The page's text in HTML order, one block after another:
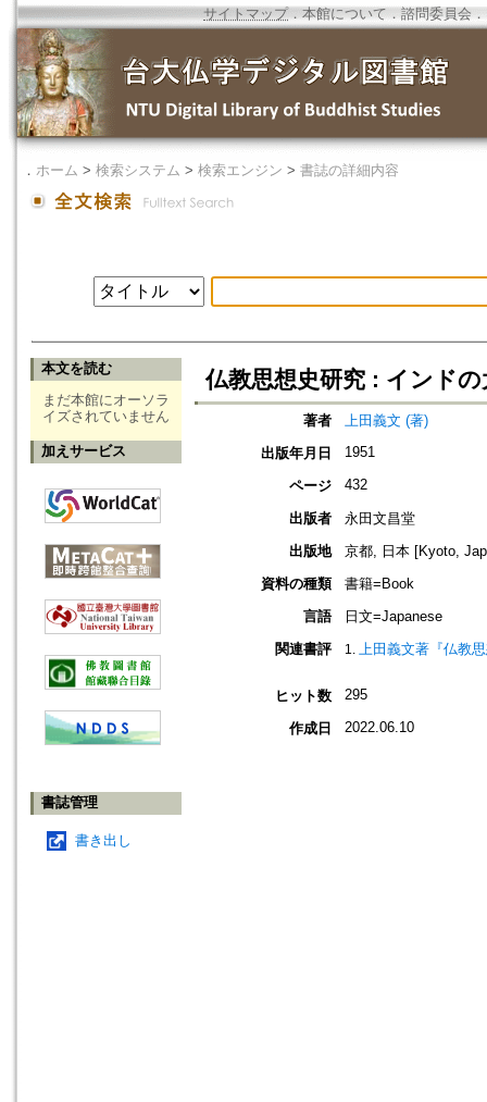
サイトマップ．本館について ． 諮問委員会 ．
． ホーム > 検索システム > 検索エンジン > 書誌の詳細内容
本文を読む
まだ本館にオーソラ
イズされていません
加えサービス
書誌管理
書き出し
仏教思想史研究 : インドの
著者
上田義文 (著)
出版年月日
1951
ページ 432
出版者
永田文昌堂
出版地
京都, 日本 [Kyoto,
資料の種類
書籍=Book
言語
日文=Japanese
関連書評
上田義文著『仏教
ヒット数 295
作成日 2022.06.10